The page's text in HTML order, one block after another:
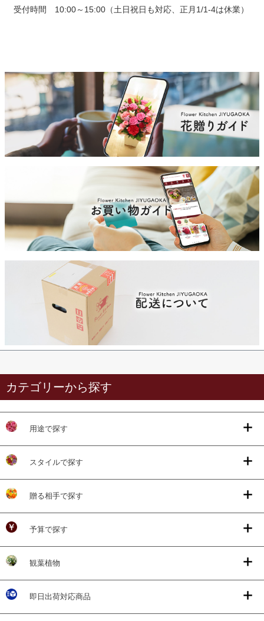
受付時間 10:00～15:00（土日祝日も対応、正月1/1-4は休業）
カテゴリーから探す
用途で探す
スタイルで探す
贈る相手で探す
予算で探す
観葉植物
即日出荷対応商品